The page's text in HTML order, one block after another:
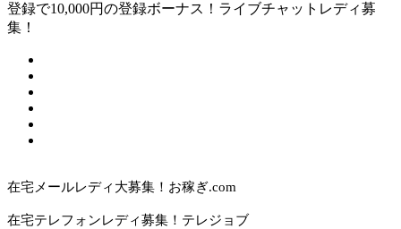
登録で10,000円の登録ボーナス！ライブチャットレディ募
集！
在宅メールレディ大募集！お稼ぎ.com
在宅テレフォンレディ募集！テレジョブ